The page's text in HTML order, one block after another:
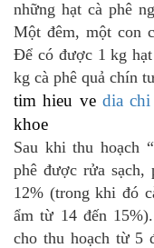
những hạt cà phê
Một đêm, một con
Để có được 1 kg
kg cà phê quả chín
tim hieu ve dia chi
khoe
Sau khi thu hoạch
phê được rửa sạch,
12% (trong khi đó
ẩm từ 14 đến
cho thu hoạch từ 5